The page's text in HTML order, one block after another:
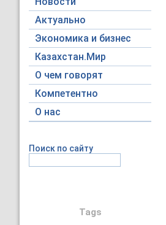
Актуально
Экономика и бизнес
Казахстан.Мир
О чем говорят
Компетентно
О нас
Поиск по сайту
Tags